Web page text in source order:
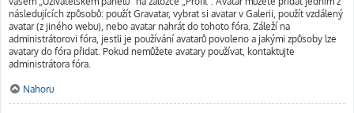
následujících způsobů: použít Gravatar, vybrat si avatar v Galerii, použít vzdálený
avatar (z jiného webu), nebo avatar nahrát do tohoto fóra. Záleží na
administrátorovi fóra, jestli je používání avatarů povoleno a jakými způsoby lze
avatary do fóra přidat. Pokud nemůžete avatary používat, kontaktujte
administrátora fóra.
Nahoru